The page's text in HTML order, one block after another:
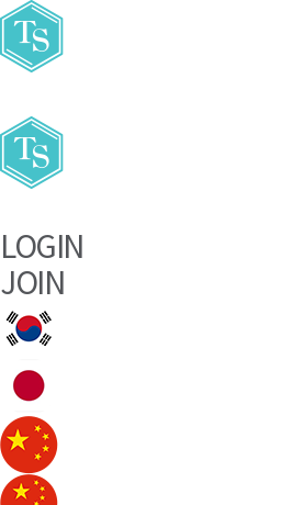
LOGIN
JOIN